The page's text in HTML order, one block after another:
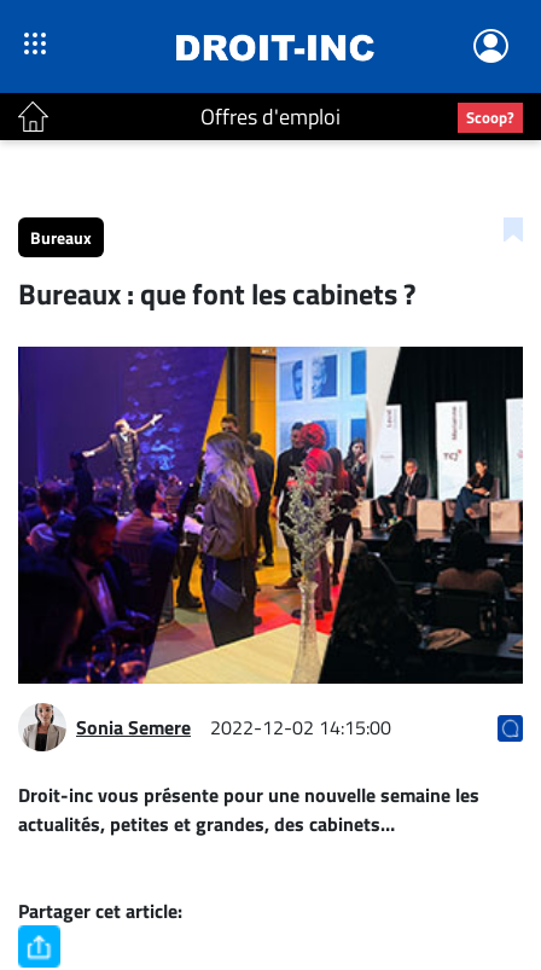
Offres d'emploi Scoop?
Accueil
Continu
Conseillers
Juridiques
Campus
Carrière
Archives
CARRIÈRE
ET
EMPLOIS
AVOCATS
ET
JURISTES
Formation
Continue
Bureaux
Bureaux : que font les cabinets ?
Sonia Semere 2022-12-02 14:15:00
Droit-inc vous présente pour une nouvelle semaine les
actualités, petites et grandes, des cabinets…
Partager cet article: